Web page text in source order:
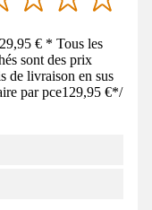
€ * Tous les
sont des prix
de livraison en sus
par pce129,95 €*/